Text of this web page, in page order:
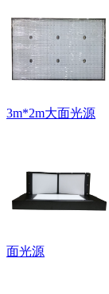
3m*2m大面光源
面光源